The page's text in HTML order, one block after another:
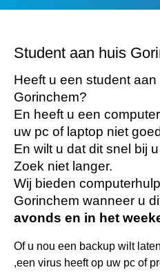
Student aan huis
Heeft u een student
Gorinchem?
En heeft u een
uw pc of laptop niet
En wilt u dat dit snel bij
Zoek niet langer.
Wij bieden
Gorinchem wanneer u
avonds en in het
Of u nou een backup wilt
,een virus heeft op uw pc of